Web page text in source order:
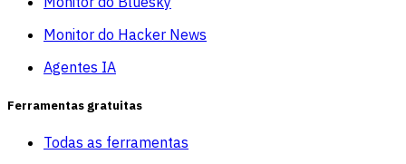
Monitor do Hacker News
Agentes IA
Ferramentas gratuitas
Todas as ferramentas